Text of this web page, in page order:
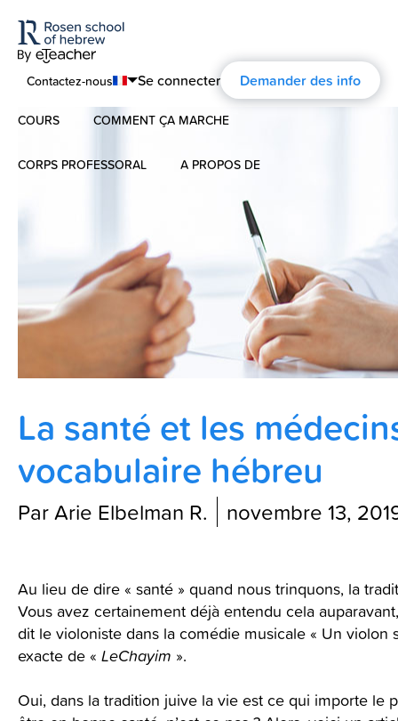
Contactez-nous
English
Español
Se connecter Demander des info
COURS
Hébreu Moderne
Hébreu Biblique
COMMENT ÇA MARCHE
CORPS PROFESSORAL A PROPOS DE
À propos
Commentaires
L’histoire d’ Aharon Rosen
Certification
Contactez-nous
Blog
La santé et les
vocabulaire hébreu
Par Arie Elbelman R. novembre 13,
Au lieu de dire « santé » quand nous trinquons, la
Vous avez certainement déjà entendu cela
dit le violoniste dans la comédie musicale « Un violon
exacte de « LeChayim ».
Oui, dans la tradition juive la vie est ce qui importe le